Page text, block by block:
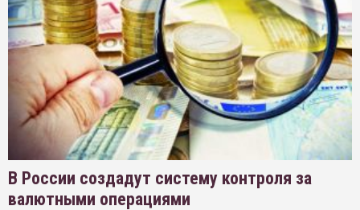
В России создадут систему контроля за
валютными операциями